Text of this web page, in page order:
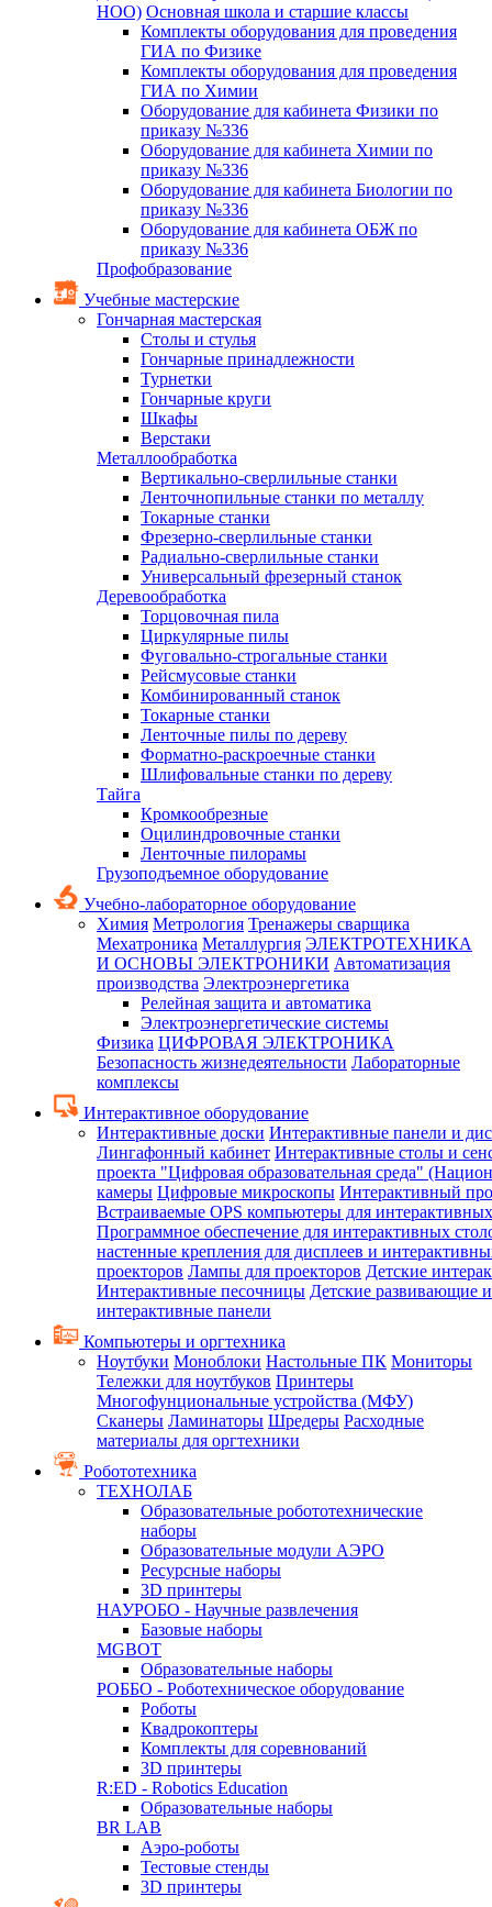
НОО) Основная школа и старшие классы
Комплекты оборудования для проведения
ГИА по Физике
Комплекты оборудования для проведения
ГИА по Химии
Оборудование для кабинета Физики по
приказу №336
Оборудование для кабинета Химии по
приказу №336
Оборудование для кабинета Биологии по
приказу №336
Оборудование для кабинета ОБЖ по
приказу №336
Профобразование
Учебные мастерские
Гончарная мастерская
Столы и стулья
Гончарные принадлежности
Турнетки
Гончарные круги
Шкафы
Верстаки
Металлообработка
Вертикально-сверлильные станки
Ленточнопильные станки по металлу
Токарные станки
Фрезерно-сверлильные станки
Радиально-сверлильные станки
Универсальный фрезерный станок
Деревообработка
Торцовочная пила
Циркулярные пилы
Фуговально-строгальные станки
Рейсмусовые станки
Комбинированный станок
Токарные станки
Ленточные пилы по дереву
Форматно-раскроечные станки
Шлифовальные станки по дереву
Тайга
Кромкообрезные
Оцилиндровочные станки
Ленточные пилорамы
Грузоподъемное оборудование
Учебно-лабораторное оборудование
Химия Метрология Тренажеры сварщика
Мехатроника Металлургия ЭЛЕКТРОТЕХНИКА
И ОСНОВЫ ЭЛЕКТРОНИКИ Автоматизация
производства Электроэнергетика
Релейная защита и автоматика
Электроэнергетические системы
Физика ЦИФРОВАЯ ЭЛЕКТРОНИКА
Безопасность жизнедеятельности Лабораторные
комплексы
Интерактивное оборудование
Интерактивные доски Интерактивные панели и
Лингафонный кабинет Интерактивные столы и
проекта "Цифровая образовательная среда"
камеры Цифровые микроскопы Интерактивный
Встраиваемые OPS компьютеры для
Программное обеспечение для интерактивных
настенные крепления для дисплеев и
проекторов Лампы для проекторов Детские
Интерактивные песочницы Детские развивающие
интерактивные панели
Компьютеры и оргтехника
Ноутбуки Моноблоки Настольные ПК Мониторы
Тележки для ноутбуков Принтеры
Многофунциональные устройства (МФУ)
Сканеры Ламинаторы Шредеры Расходные
материалы для оргтехники
Робототехника
ТЕХНОЛАБ
Образовательные робототехнические
наборы
Образовательные модули АЭРО
Ресурсные наборы
3D принтеры
НАУРОБО - Научные развлечения
Базовые наборы
MGBOT
Образовательные наборы
РОББО - Роботехническое оборудование
Роботы
Квадрокоптеры
Комплекты для соревнований
3D принтеры
R:ED - Robotics Education
Образовательные наборы
BR LAB
Аэро-роботы
Тестовые стенды
3D принтеры